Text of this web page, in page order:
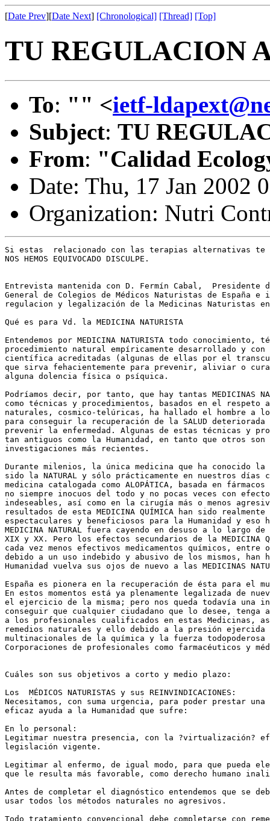
[Date Prev][Date Next] [Chronological] [Thread] [Top]
TU REGULACION
To: "" <ietf-
Subject: TU
From: "Calidad
Date: Thu, 17 Jan 2002
Organization: Nutri
Si estas  relacionado con las terapias alternativas te
NOS HEMOS EQUIVOCADO DISCULPE.
Entrevista mantenida con D. Fermín Cabal,  Presidente
General de Colegios de Médicos Naturistas de España
regulacion y legalización de la Medicinas Naturistas
Qué es para Vd. la MEDICINA NATURISTA
Entendemos por MEDICINA NATURISTA todo conocimiento,
procedimiento natural empíricamente desarrollado y
científica acreditadas (algunas de ellas por el
que sirva fehacientemente para prevenir, aliviar o
alguna dolencia física o psíquica.
Podríamos decir, por tanto, que hay tantas MEDICINAS
como técnicas y procedimientos, basados en el
naturales, cosmico-telúricas, ha hallado el hombre
para conseguir la recuperación de la SALUD
prevenir la enfermedad. Algunas de estas técnicas y
tan antiguos como la Humanidad, en tanto que otros
investigaciones más recientes.
Durante milenios, la única medicina que ha conocido la
sido la NATURAL y sólo prácticamente en nuestros días
medicina catalogada como ALOPÁTICA, basada en
no siempre inocuos del todo y no pocas veces con
indeseables, así como en la cirugía más o menos
resultados de esta MEDICINA QUÍMICA han sido realmente
espectaculares y beneficiosos para la Humanidad y eso
MEDICINA NATURAL fuera cayendo en desuso a lo largo
XIX y XX. Pero los efectos secundarios de la MEDICINA
cada vez menos efectivos medicamentos químicos,
debido a un uso indebido y abusivo de los mismos, han
Humanidad vuelva sus ojos de nuevo a las MEDICINAS
España es pionera en la recuperación de ésta para el
En estos momentos está ya plenamente legalizada de
el ejercicio de la misma; pero nos queda todavía una
conseguir que cualquier ciudadano que lo desee,
a los profesionales cualificados en estas Medicinas,
remedios naturales y ello debido a la presión
multinacionales de la química y la fuerza
Corporaciones de profesionales como farmacéuticos y
Cuáles son sus objetivos a corto y medio plazo:
Los  MÉDICOS NATURISTAS y sus REINVINDICACIONES:
Necesitamos, con suma urgencia, para poder prestar una
eficaz ayuda a la Humanidad que sufre:
En lo personal:
Legitimar nuestra presencia, con la ?virtualización?
legislación vigente.
Legitimar al enfermo, de igual modo, para que pueda
que le resulta más favorable, como derecho humano
Antes de completar el diagnóstico entendemos que se
usar todos los métodos naturales no agresivos.
Todo tratamiento convencional debe completarse con